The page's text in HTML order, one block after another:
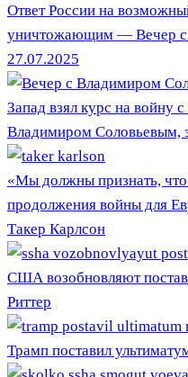
Ответ России на
уничтожающим — Вечер с
27.07.2025
Запад взял курс на войну
Владимиром Соловьевым,
«Мы должны признать,
продолжения войны для
Такер Карлсон
США возобновляют
Риттер
Трамп поставил